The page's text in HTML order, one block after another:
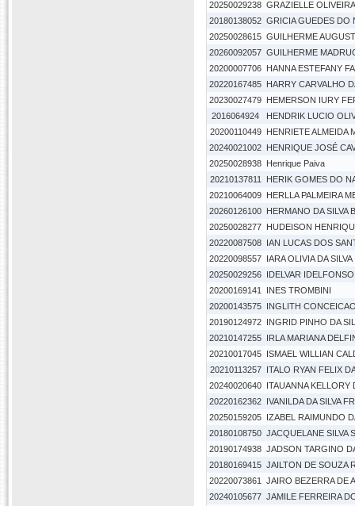
20250029238 GRAZIELLE
20180138052 GRICIA GUEDES DO
20250028615 GUILHERME
20260092057 GUILHERME
20200007706 HANNA ESTEFANY
20220167485 HARRY CARVALHO
20230027479 HEMERSON IURY
2016064924
HENDRIK LUCIO
20200110449
HENRIETE ALMEIDA
20240021002 HENRIQUE JOSÉ
20250028938 Henrique Paiva
20210137811
HERIK GOMES DO
20210064009 HERLLA PALMEIRA
20260126100 HERMANO DA SILVA
20250028277 HUDEISON
20220087508 IAN LUCAS DOS
20220098557 IARA OLIVIA DA SILVA
20250029256 IDELVAR
20200169141
INES TROMBINI
20200143575 INGLITH
20190124972 INGRID PINHO DA
20210147255 IRLA MARIANA
20210017045 ISMAEL WILLIAN
20210113257
ITALO RYAN FELIX
20240020640 ITAUANNA KELLORY
20220162362 IVANILDA DA SILVA
20250159205 IZABEL RAIMUNDO
20180108750 JACQUELANE SILVA
20190174938 JADSON TARGINO
20180169415 JAILTON DE SOUZA
20220073861
JAIRO BEZERRA DE
20240105677 JAMILE FERREIRA